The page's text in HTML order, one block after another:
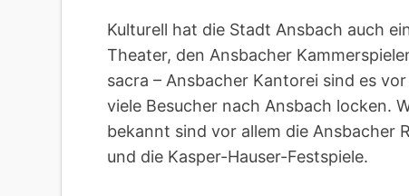
Kulturell hat die Stadt Ansbach auch
Theater, den Ansbacher
sacra – Ansbacher Kantorei sind es
viele Besucher nach Ansbach locken.
bekannt sind vor allem die Ansbacher
und die Kasper-Hauser-Festspiele.